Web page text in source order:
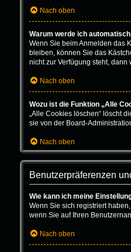
Nach oben
Warum werde ich
Wenn Sie beim Anmelden das
bleiben, können Sie das
nicht zur Verfügung steht,
Nach oben
Wozu ist die Funktion „Alle
„Alle Cookies löschen“ löscht
sie von der Board-
Nach oben
Benutzerpräferenzen
Wie kann ich meine
Wenn Sie sich registriert
wenn Sie auf Ihren
Nach oben